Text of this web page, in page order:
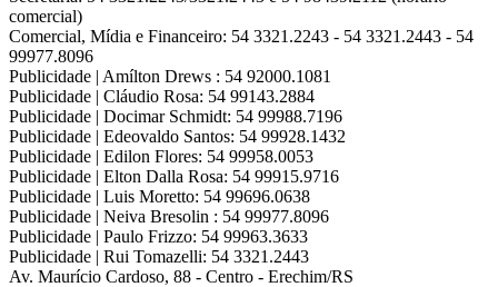
comercial)
Comercial, Mídia e Financeiro: 54 3321.2243 - 54 3321.2443 - 54
99977.8096
Publicidade | Amílton Drews : 54 92000.1081
Publicidade | Cláudio Rosa: 54 99143.2884
Publicidade | Docimar Schmidt: 54 99988.7196
Publicidade | Edeovaldo Santos: 54 99928.1432
Publicidade | Edilon Flores: 54 99958.0053
Publicidade | Elton Dalla Rosa: 54 99915.9716
Publicidade | Luis Moretto: 54 99696.0638
Publicidade | Neiva Bresolin : 54 99977.8096
Publicidade | Paulo Frizzo: 54 99963.3633
Publicidade | Rui Tomazelli: 54 3321.2443
Av. Maurício Cardoso, 88 - Centro - Erechim/RS